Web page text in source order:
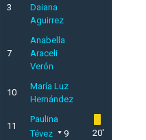
3
Daiana
Aguirrez
7
Anabella
Araceli
Verón
10
María Luz
Hernández
11
Paulina
Tévez
9 20'